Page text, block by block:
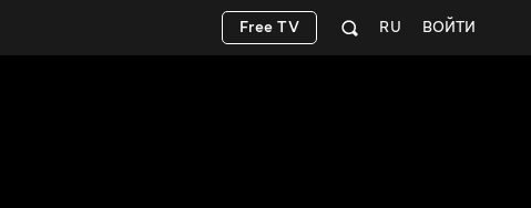
ВОЙТИ
RU
Free TV